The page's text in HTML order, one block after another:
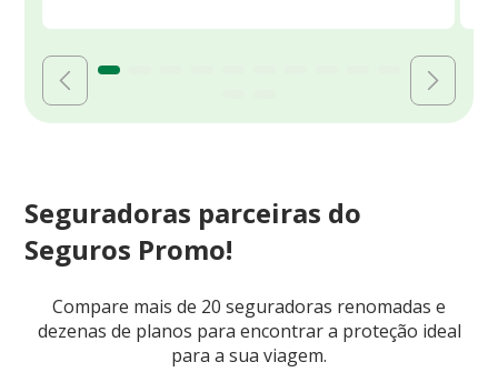
Seguradoras parceiras do
Seguros Promo!
Compare mais de 20 seguradoras renomadas e
dezenas de planos para encontrar a proteção ideal
para a sua viagem.